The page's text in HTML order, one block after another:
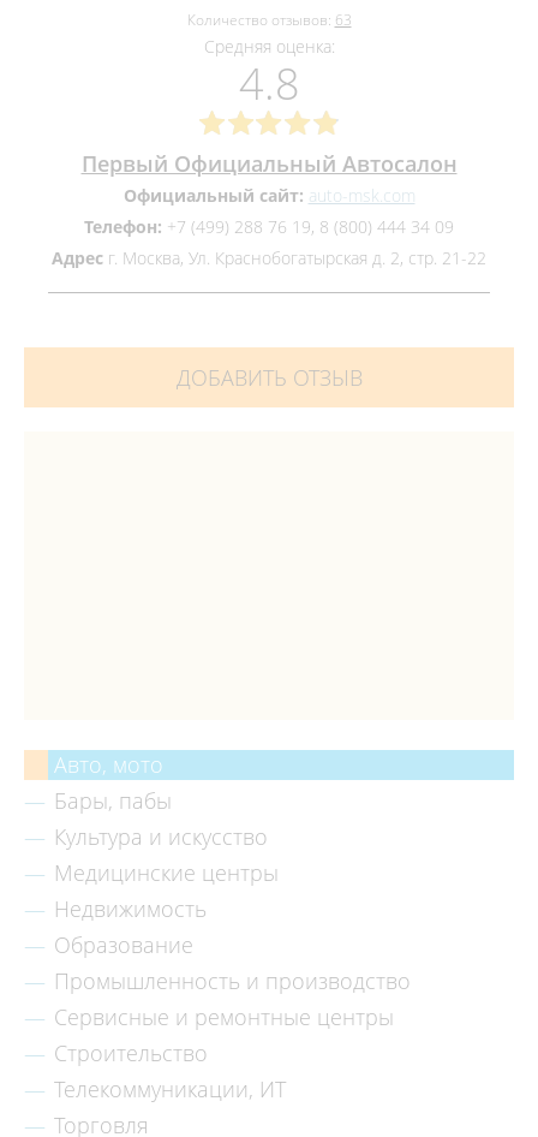
Количество отзывов: 63
Средняя оценка:
4.8
Первый Официальный Автосалон
Официальный сайт: auto-msk.com
Телефон: +7 (499) 288 76 19, 8 (800) 444 34 09
Адрес г. Москва, Ул. Краснобогатырская д. 2, стр. 21-22
ДОБАВИТЬ ОТЗЫВ
Авто, мото
Бары, пабы
Культура и искусство
Медицинские центры
Недвижимость
Образование
Промышленность и производство
Сервисные и ремонтные центры
Строительство
Телекоммуникации, ИТ
Торговля